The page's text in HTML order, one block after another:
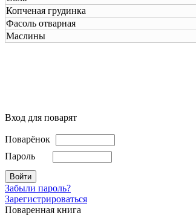
Копченая грудинка
Фасоль отварная
Маслины
Вход для поварят
Поварёнок
Пароль
Забыли пароль?
Зарегистрироваться
Поваренная книга